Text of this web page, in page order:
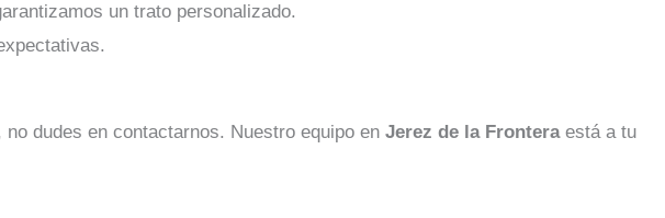
un trato personalizado.
dudes en contactarnos. Nuestro equipo en Jerez de la Fronteraestá a tu